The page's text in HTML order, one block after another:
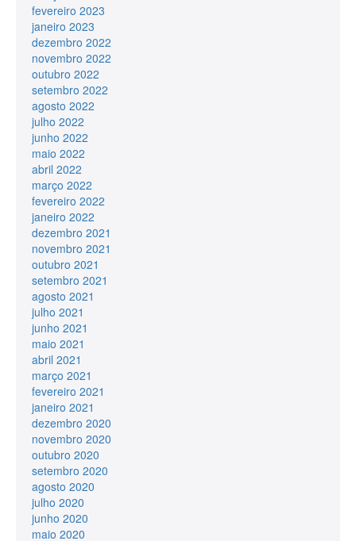
fevereiro 2023
janeiro 2023
dezembro 2022
novembro 2022
outubro 2022
setembro 2022
agosto 2022
julho 2022
junho 2022
maio 2022
abril 2022
março 2022
fevereiro 2022
janeiro 2022
dezembro 2021
novembro 2021
outubro 2021
setembro 2021
agosto 2021
julho 2021
junho 2021
maio 2021
abril 2021
março 2021
fevereiro 2021
janeiro 2021
dezembro 2020
novembro 2020
outubro 2020
setembro 2020
agosto 2020
julho 2020
junho 2020
maio 2020